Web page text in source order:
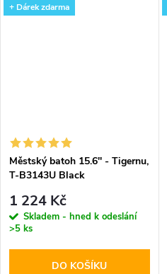
+ Dárek zdarma
Městský batoh 15.6'' - Tigernu,
T-B3143U Black
1 224 Kč
Skladem - hned k odeslání
>5 ks
DO KOŠÍKU